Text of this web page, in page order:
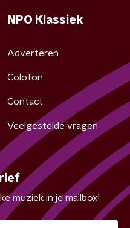
NPO Klassiek
Adverteren
Colofon
Contact
Veelgestelde vragen
muziek in je mailbox!